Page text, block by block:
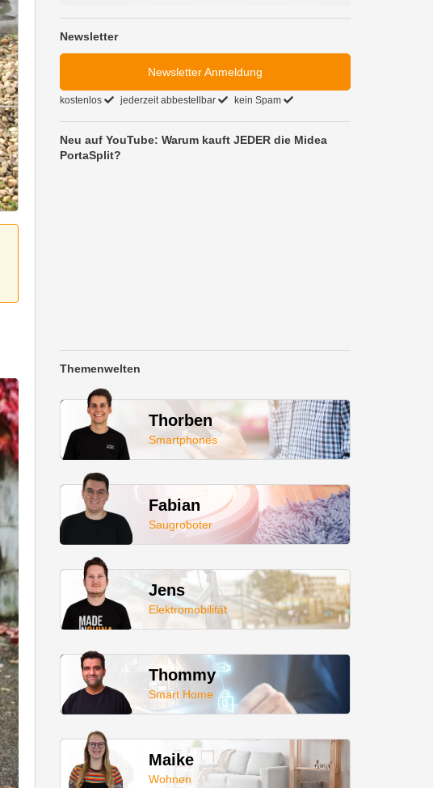
Newsletter
Newsletter Anmeldung
kostenlos jederzeit abbestellbar kein Spam
Neu auf YouTube: Warum kauft JEDER die Midea
PortaSplit?
Themenwelten
Thorben
Smartphones
Fabian
Saugroboter
Jens
Elektromobilität
Thommy
Smart Home
Maike
Wohnen